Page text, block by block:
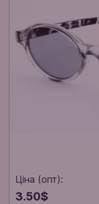
Ціна (опт):
3.50$